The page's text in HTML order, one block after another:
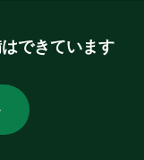
できています